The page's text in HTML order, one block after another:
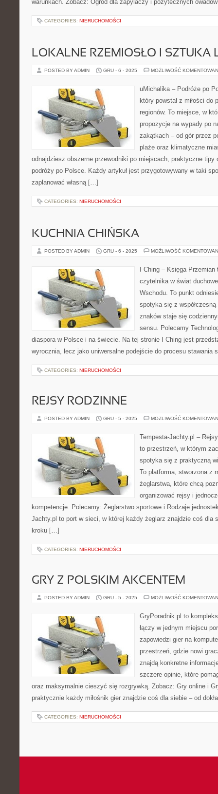
warunkach. Zobacz: Ogród dla zapylaczy i pożytecznych
CATEGORIES: NIERUCHOMOŚCI
LOKALNE RZEMIOSŁO I SZTUKA
POSTED BY ADMIN GRU - 6 - 2025 MOŻLIWOŚĆ
uMichalika – Podróże po
który powstał z miłości do
regionów. To miejsce, w
propozycje na wypady po
zakątkach – od gór przez
plaże oraz klimatyczne
odnajdziesz obszerne przewodniki po miejscach, praktyczne tipy
podróży po Polsce. Każdy artykuł jest przygotowywany w taki
zaplanować własną […]
CATEGORIES: NIERUCHOMOŚCI
KUCHNIA CHIŃSKA
POSTED BY ADMIN GRU - 6 - 2025 MOŻLIWOŚĆ
I Ching – Księga
czytelnika w świat
Wschodu. To punkt
spotyka się z
znaków staje się
sensu. Polecamy
diaspora w Polsce i na świecie. Na tej stronie I Ching jest
wyrocznia, lecz jako uniwersalne podejście do procesu
CATEGORIES: NIERUCHOMOŚCI
REJSY RODZINNE
POSTED BY ADMIN GRU - 5 - 2025 MOŻLIWOŚĆ
Tempesta-Jachty.pl –
to przestrzeń, w którym
spotyka się z praktyczną
To platforma, stworzona z
żeglarstwa, które chcą
organizować rejsy i
kompetencje. Polecamy: Żeglarstwo sportowe i Rodzaje
Jachty.pl to port w sieci, w której każdy żeglarz znajdzie coś dla
kroku […]
CATEGORIES: NIERUCHOMOŚCI
GRY Z POLSKIM AKCENTEM
POSTED BY ADMIN GRU - 5 - 2025 MOŻLIWOŚĆ
GryPoradnik.pl to
łączy w jednym miejscu
zapowiedzi gier na
przestrzeń, gdzie nowi
znajdą konkretne
szczere opinie, które
oraz maksymalnie cieszyć się rozgrywką. Zobacz: Gry online i
praktycznie każdy miłośnik gier znajdzie coś dla siebie – od
CATEGORIES: NIERUCHOMOŚCI